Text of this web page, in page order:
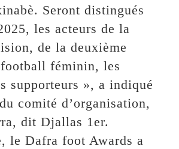
Seront distingués
les acteurs de la
de la deuxième
féminin, les
supporteurs », a indiqué
comité d’organisation,
dit Djallas 1er.
le Dafra foot Awards a